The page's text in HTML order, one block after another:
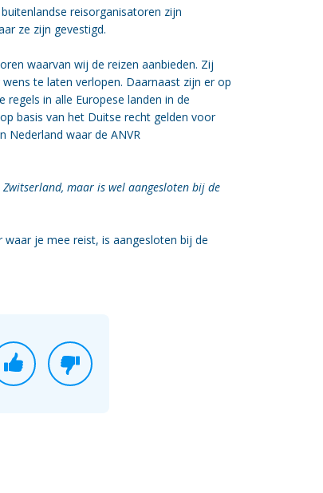
reisorganisatoren zijn
ze zijn gevestigd.
waarvan wij de reizen aanbieden. Zij
te laten verlopen. Daarnaast zijn er op
in alle Europese landen in de
basis van het Duitse recht gelden voor
Nederland waar de ANVR
maar is wel aangesloten bij de
je mee reist, is aangesloten bij de